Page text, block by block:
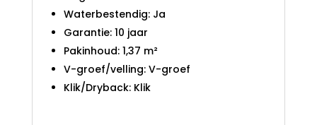
Waterbestendig: Ja
Garantie: 10 jaar
Pakinhoud: 1,37 m²
V-groef/velling: V-groef
Klik/Dryback: Klik